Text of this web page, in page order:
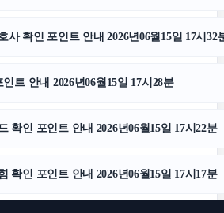
사 확인 포인트 안내 2026년06월15일 17시32
트 안내 2026년06월15일 17시28분
확인 포인트 안내 2026년06월15일 17시22분
확인 포인트 안내 2026년06월15일 17시17분